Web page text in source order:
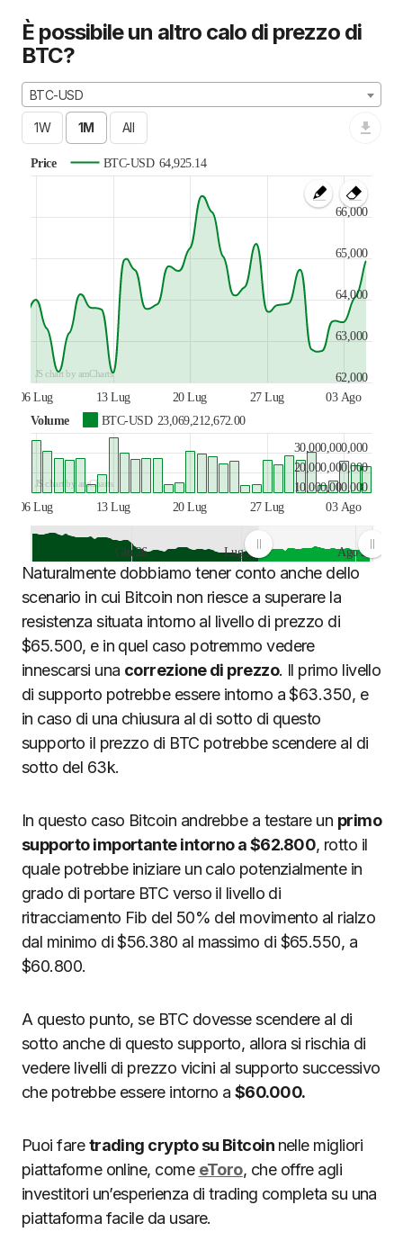
È possibile un altro calo di prezzo di
BTC?
BTC-USD
Price BTC-USD 64,925.14
06 Lug 13 Lug 20 Lug 27 Lug 03 Ago
62,000
63,000
64,000
65,000
66,000
JS chart by amCharts
Volume BTC-USD 23,069,212,672.00
06 Lug 13 Lug 20 Lug 27 Lug 03 Ago
10,000,000,000
20,000,000,000
30,000,000,000
JS chart by amCharts
Giu 26 Lug 26 Ago 26
JS chart by amCharts
Naturalmente dobbiamo tener conto anche dello
scenario in cui Bitcoin non riesce a superare la
resistenza situata intorno al livello di prezzo di
$65.500, e in quel caso potremmo vedere
innescarsi una correzione di prezzo. Il primo livello
di supporto potrebbe essere intorno a $63.350, e
in caso di una chiusura al di sotto di questo
supporto il prezzo di BTC potrebbe scendere al di
sotto del 63k.
In questo caso Bitcoin andrebbe a testare un primo
supporto importante intorno a $62.800, rotto il
quale potrebbe iniziare un calo potenzialmente in
grado di portare BTC verso il livello di
ritracciamento Fib del 50% del movimento al rialzo
dal minimo di $56.380 al massimo di $65.550, a
$60.800.
A questo punto, se BTC dovesse scendere al di
sotto anche di questo supporto, allora si rischia di
vedere livelli di prezzo vicini al supporto successivo
che potrebbe essere intorno a $60.000.
Puoi faretrading crypto su Bitcoin nelle migliori
piattaforme online, come eToro, che offre agli
investitori un’esperienza di trading completa su una
piattaforma facile da usare.